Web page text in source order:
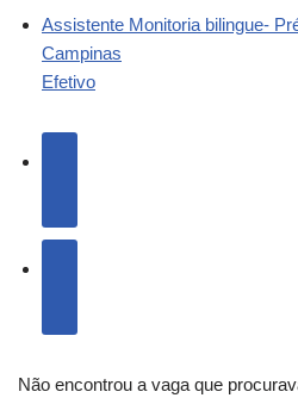
Assistente Monitoria bilingue-
Campinas
Efetivo
Não encontrou a vaga que